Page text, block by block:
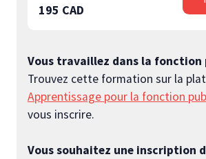
195 CAD
Vous travaillez dans la fonction
Trouvez cette formation sur la
Apprentissage pour la fonction
vous inscrire.
Vous souhaitez une inscription